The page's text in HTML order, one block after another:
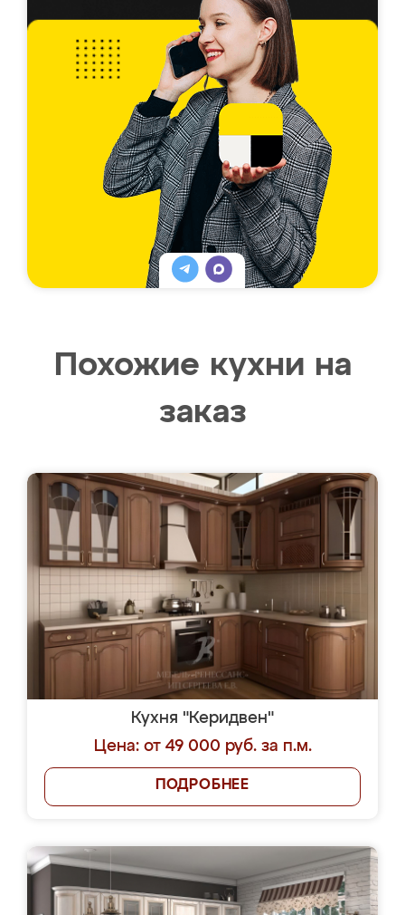
Похожие кухни на
заказ
Кухня "Керидвен"
Цена: от 49 000 руб. за п.м.
ПОДРОБНЕЕ